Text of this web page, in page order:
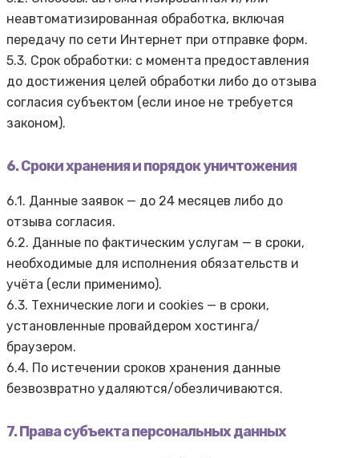
неавтоматизированная обработка, включая
передачу по сети Интернет при отправке форм.
5.3. Срок обработки: с момента предоставления
до достижения целей обработки либо до отзыва
согласия субъектом (если иное не требуется
законом).
6. Сроки хранения и порядок уничтожения
6.1. Данные заявок — до 24 месяцев либо до
отзыва согласия.
6.2. Данные по фактическим услугам — в сроки,
необходимые для исполнения обязательств и
учёта (если применимо).
6.3. Технические логи и cookies — в сроки,
установленные провайдером хостинга/
браузером.
6.4. По истечении сроков хранения данные
безвозвратно удаляются/обезличиваются.
7. Права субъекта персональных данных